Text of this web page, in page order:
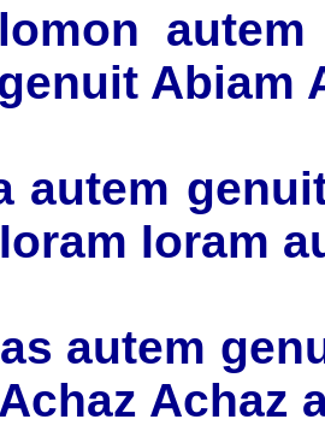
Abiam
autem
Ioram
autem
Achaz